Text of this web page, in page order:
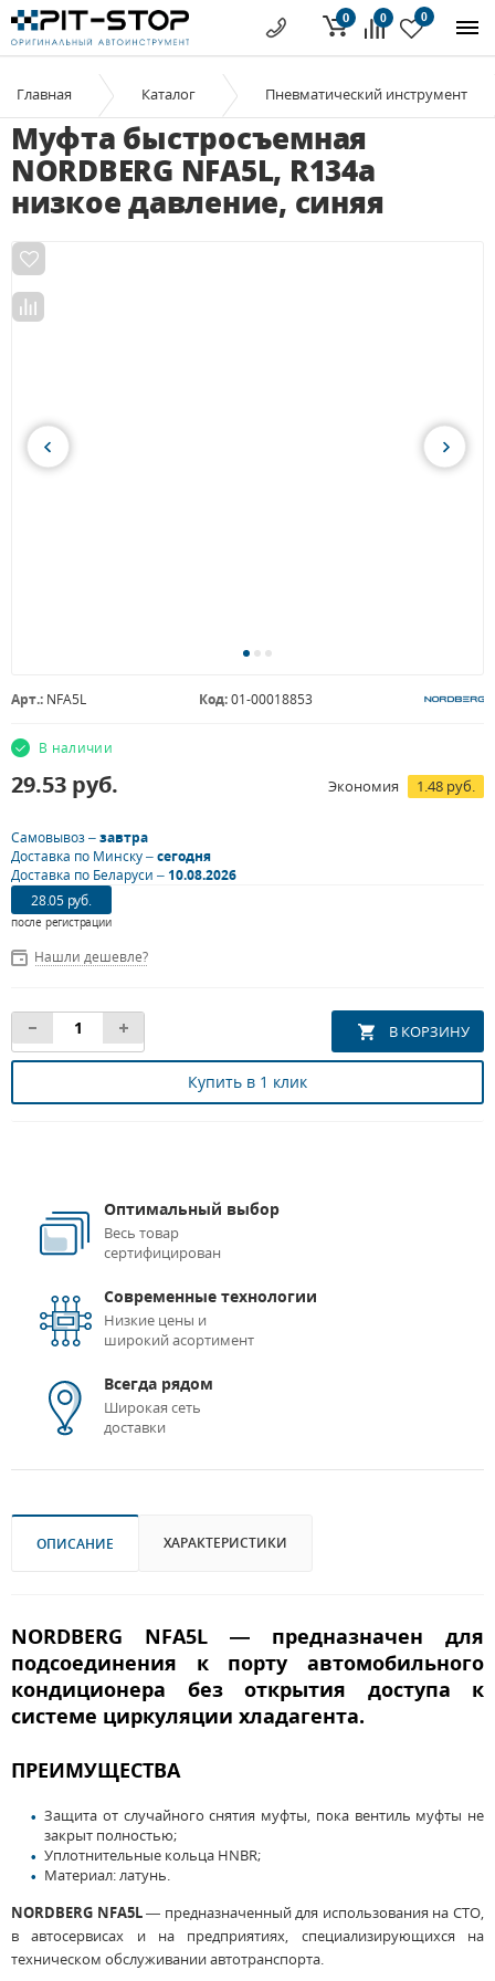
0 0
0
Главная Каталог Пневматический инструмент
Муфта быстросъемная
NORDBERG NFA5L, R134a
низкое давление, синяя
Арт.: NFA5L Код:01-00018853
В наличии
29.53 руб. Экономия 1.48 руб.
Самовывоз –завтра
Доставка по Минску –сегодня
Доставка по Беларуси –10.08.2026
28.05 руб.
после регистрации
Нашли дешевле?
Купить в 1 клик
Оптимальный выбор
Весь товар
сертифицирован
Современные технологии
Низкие цены и
широкий асортимент
Всегда рядом
Широкая сеть
доставки
ОПИСАНИЕ ХАРАКТЕРИСТИКИ
NORDBERG NFA5L — предназначен для
подсоединения к порту автомобильного
кондиционера без открытия доступа к
системе циркуляции хладагента.
ПРЕИМУЩЕСТВА
Защита от случайного снятия муфты, пока вентиль муфты не
закрыт полностью;
Уплотнительные кольца HNBR;
Материал: латунь.
NORDBERG NFA5L— предназначенный для использования на СТО,
в автосервисах и на предприятиях, специализирующихся на
техническом обслуживании автотранспорта.